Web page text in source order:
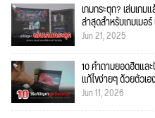
เกมกระตุก? เล่นเก
ล่าสุดสำหรับเกมเมอ
Jun 21, 2025
10 คำถามยอดฮิตแ
แก้ไขง่ายๆ ด้วยตัวเอ
Jun 11, 2026